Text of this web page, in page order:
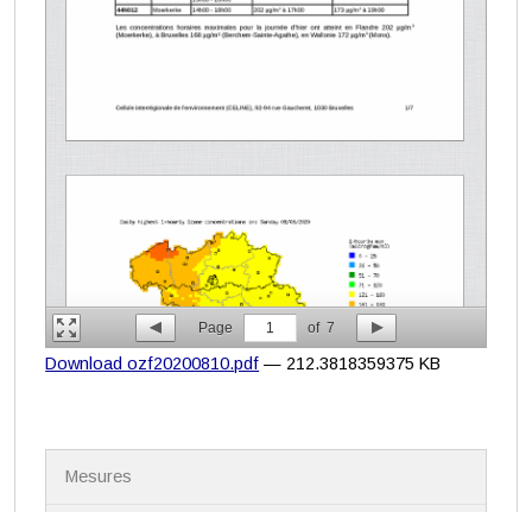
Page 1 of 7
Download ozf20200810.pdf — 212.3818359375 KB
Mesures